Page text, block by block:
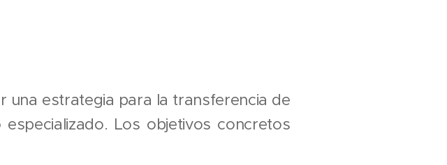
una estrategia para la transferencia de
Los objetivos concretos